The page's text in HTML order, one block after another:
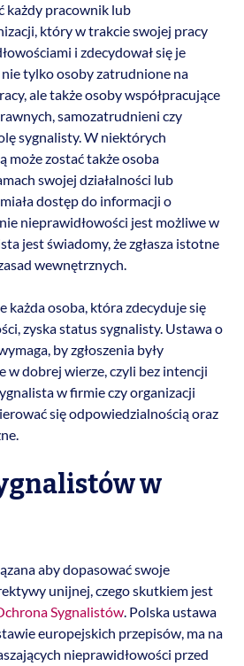
każdy pracownik lub
który w trakcie swojej pracy
i zdecydował się je
nie tylko osoby zatrudnione na
ale także osoby współpracujące
samozatrudnieni czy
sygnalisty. W niektórych
może zostać także osoba
swojej działalności lub
dostęp do informacji o
nieprawidłowości jest możliwe w
jest świadomy, że zgłasza istotne
wewnętrznych.
każda osoba, która zdecyduje się
zyska status sygnalisty. Ustawa o
by zgłoszenia były
w dobrej wierze, czyli bez intencji
w firmie czy organizacji
się odpowiedzialnością oraz
w
aby dopasować swoje
unijnej, czego skutkiem jest
Sygnalistów. Polska ustawa
europejskich przepisów, ma na
nieprawidłowości przed